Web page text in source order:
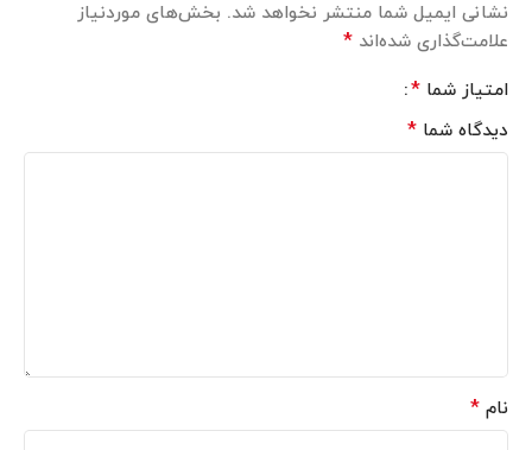
نشانی ایمیل شما منتشر نخواهد شد. بخش‌های موردنیاز
علامت‌گذاری شده‌اند *
امتیاز شما *
دیدگاه شما *
نام *